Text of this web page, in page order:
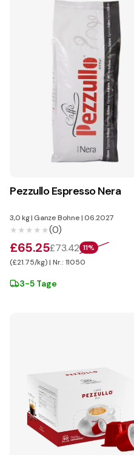
Pezzullo Espresso Nera
3,0 kg|Ganze Bohne|06.2027
★★★★★
★★★★★(0)
£65.25£73.42 11%
(£21.75/kg) | Nr.: 11050
3-5 Tage